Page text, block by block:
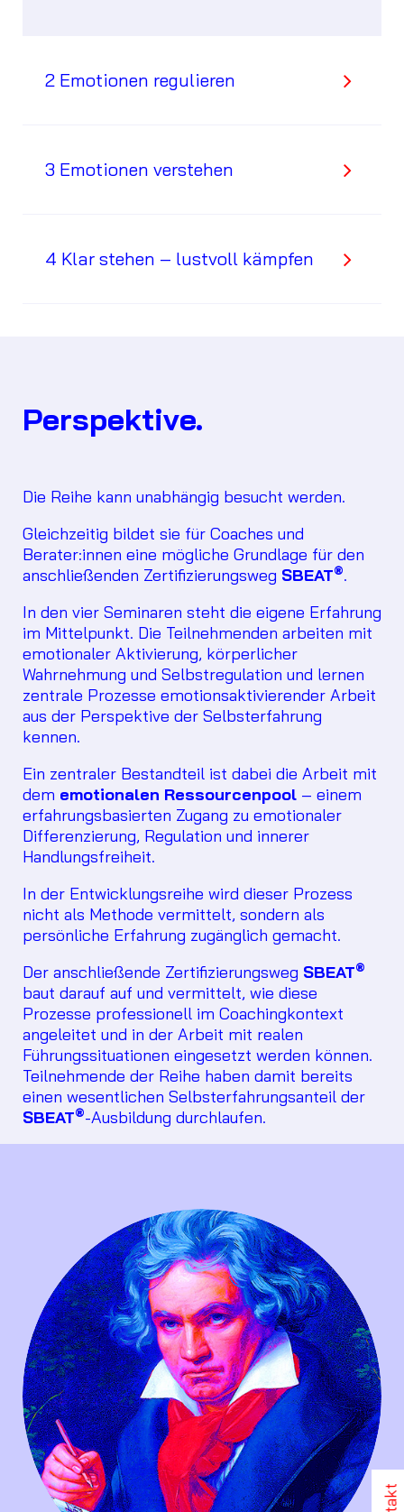
2 Emotionen regulieren
3 Emotionen verstehen
4 Klar stehen – lustvoll kämpfen
Perspektive.
Die Reihe kann unabhängig besucht werden.
Gleichzeitig bildet sie für Coaches und
Berater:innen eine mögliche Grundlage für den
anschließenden Zertifizierungsweg SBEAT®.
In den vier Seminaren steht die eigene Erfahrung
im Mittelpunkt. Die Teilnehmenden arbeiten mit
emotionaler Aktivierung, körperlicher
Wahrnehmung und Selbstregulation und lernen
zentrale Prozesse emotionsaktivierender Arbeit
aus der Perspektive der Selbsterfahrung
kennen.
Ein zentraler Bestandteil ist dabei die Arbeit mit
dem emotionalen Ressourcenpool – einem
erfahrungsbasierten Zugang zu emotionaler
Differenzierung, Regulation und innerer
Handlungsfreiheit.
In der Entwicklungsreihe wird dieser Prozess
nicht als Methode vermittelt, sondern als
persönliche Erfahrung zugänglich gemacht.
Der anschließende Zertifizierungsweg SBEAT®
baut darauf auf und vermittelt, wie diese
Prozesse professionell im Coachingkontext
angeleitet und in der Arbeit mit realen
Führungssituationen eingesetzt werden können.
Teilnehmende der Reihe haben damit bereits
einen wesentlichen Selbsterfahrungsanteil der
SBEAT®-Ausbildung durchlaufen.